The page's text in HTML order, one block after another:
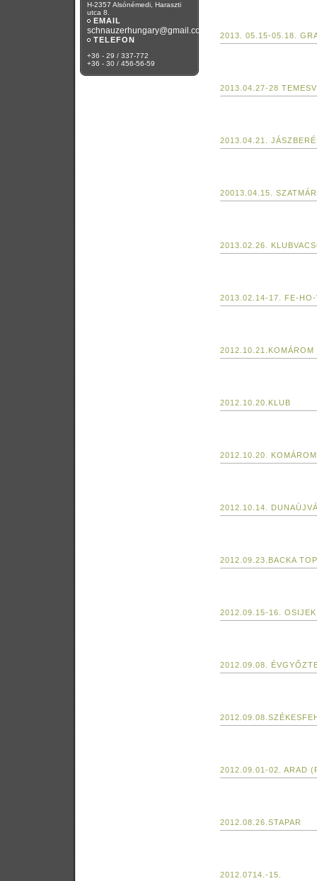
H-2357 Alsónémedi, Haraszti
utca 8.
EMAIL
schnauzerhungary@gmail.com
TELEFON
+36 - 29 / 337-772
+36 - 30 / 456-56-59
2013. 05.15-05.18.
2013.04.27-28
2013.04.21.
20013.04.15.
2013.02.26.
2013.02.14-17. FE-HO-
2012.10.21.KOMÁROM
2012.10.20.KLUB
2012.10.20. KOMÁROM
2012.10.14.
2012.09.23.BACKA
2012.09.15-16.
2012.09.08.
2012.09.01-02. ARAD
2012.08.26.STAPAR
2012.0714.-15.